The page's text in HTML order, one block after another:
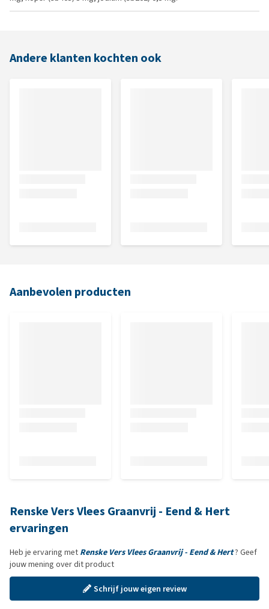
Andere klanten kochten ook
Aanbevolen producten
Renske Vers Vlees Graanvrij - Eend & Hert
ervaringen
Heb je ervaring met Renske Vers Vlees Graanvrij - Eend & Hert? Geef
jouw mening over dit product
Schrijf jouw eigen review